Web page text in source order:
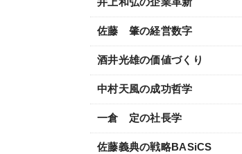
佐藤 肇の経営数字
酒井光雄の価値づくり
中村天風の成功哲学
一倉 定の社長学
佐藤義典の戦略BASiCS